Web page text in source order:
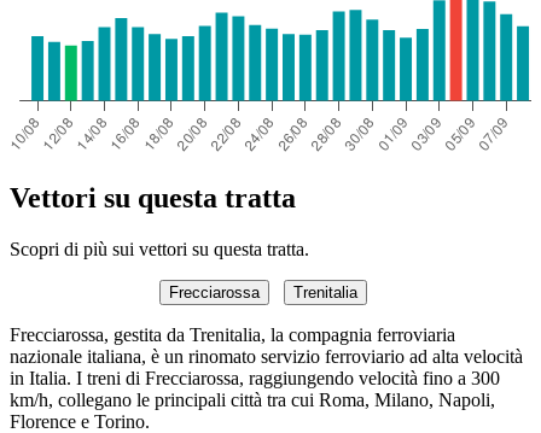
Vettori su questa tratta
Scopri di più sui vettori su questa tratta.
Frecciarossa Trenitalia
Frecciarossa, gestita da Trenitalia, la compagnia ferroviaria
nazionale italiana, è un rinomato servizio ferroviario ad alta velocità
in Italia. I treni di Frecciarossa, raggiungendo velocità fino a 300
km/h, collegano le principali città tra cui Roma, Milano, Napoli,
Florence e Torino.